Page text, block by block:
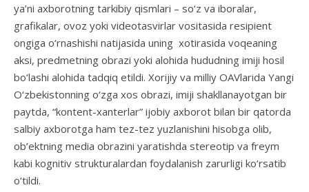
ya’ni axborotning tarkibiy qismlari – so‘z va iboralar,
grafikalar, ovoz yoki videotasvirlar vositasida resipient
ongiga o‘rnashishi natijasida uning xotirasida voqeaning
aksi, predmetning obrazi yoki alohida hududning imiji hosil
bo‘lashi alohida tadqiq etildi. Xorijiy va milliy OAVlarida Yangi
O‘zbekistonning o‘zga xos obrazi, imiji shakllanayotgan bir
paytda, “kontent-xanterlar” ijobiy axborot bilan bir qatorda
salbiy axborotga ham tez-tez yuzlanishini hisobga olib,
ob’ektning media obrazini yaratishda stereotip va freym
kabi kognitiv strukturalardan foydalanish zarurligi ko‘rsatib
o‘tildi.